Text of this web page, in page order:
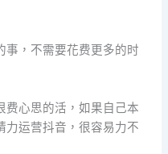
事，不需要花费更多的时
费心思的活，如果自己本
力运营抖音，很容易力不